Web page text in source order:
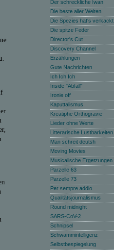
Der schreckliche Iwan
Die beste aller Welten
Die Spezies hat‘s verkackt
Die spitze Feder
Director's Cut
Discovery Channel
Erzählungen
Gute Nachrichten
Ich Ich Ich
Inside "Abfall"
Ironie off
Kaputtalismus
Kreatiphe Orthogravie
Lieder ohne Werte
Litterarische Lustbarkeiten
Man schreit deutsh
Moving Movies
Musicalische Ergetzungen
Parzelle 63
Parzelle 73
Per sempre addio
Qualitätsjournalismus
Round midnight
SARS-CoV-2
Schnipsel
Schwammintelligenz
Selbstbespiegelung